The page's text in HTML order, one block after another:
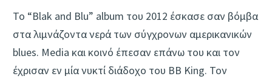
Το “Blak and Blu” album του 2012 έσκασε σαν βόμβα
στα λιμνάζοντα νερά των σύγχρονων αμερικανικών
blues. Media και κοινό έπεσαν επάνω του και τον
έχρισαν εν μία νυκτί διάδοχο του BB King. Τον